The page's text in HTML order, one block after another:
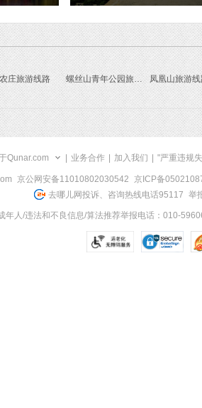
庄旅游线路 螺丝山青年公园旅游线路
凤凰山旅游
Qunar.com 业务合作 加入我们 "严重违规
京公网安备11010802030542
京ICP备
去哪儿网投诉、咨询热线电话95117 举
年人/违法和不良信息/算法推荐举报电话：010-